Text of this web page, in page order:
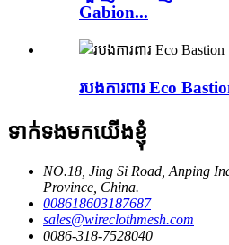
Gabion...
របងការពារ Eco
ទាក់ទងមកយើងខ្ញុំ
NO.18, Jing Si Road, Anping
Province, China.
008618603187687
sales@wireclothmesh.com
0086-318-7528040